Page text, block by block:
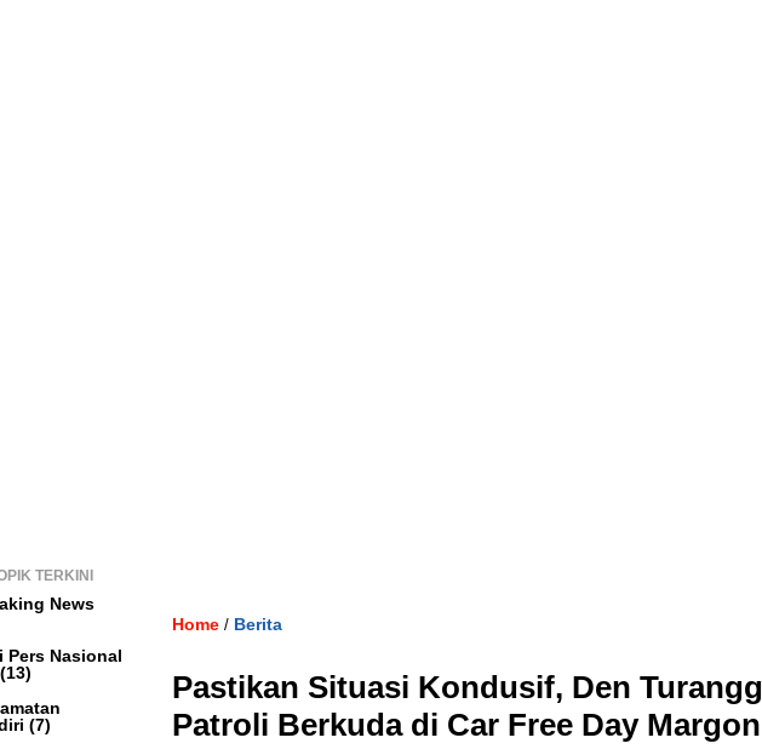
TERKINI
News
Pers Nasional
(7)
Home / Berita
Pastikan Situasi Kondusif, Den
Patroli Berkuda di Car Free Day